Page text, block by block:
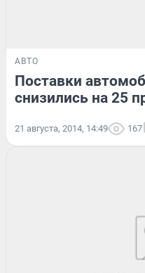
АВТО
Поставки
снизились на 25
21 августа, 2014, 14:49 167